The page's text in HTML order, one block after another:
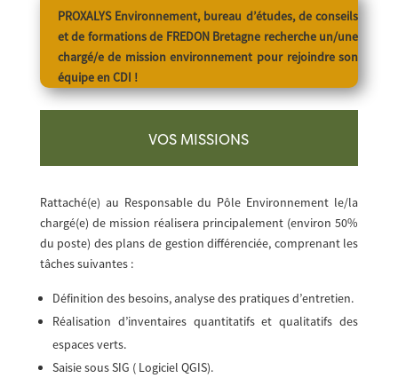
PROXALYS Environnement, bureau d’études, de conseils
et de formations de FREDON Bretagne recherche un/une
chargé/e de mission environnement pour rejoindre son
équipe en CDI !
VOS MISSIONS
Rattaché(e) au Responsable du Pôle Environnement le/la
chargé(e) de mission réalisera principalement (environ 50%
du poste) des plans de gestion différenciée, comprenant les
tâches suivantes :
Définition des besoins, analyse des pratiques d’entretien.
Réalisation d’inventaires quantitatifs et qualitatifs des
espaces verts.
Saisie sous SIG ( Logiciel QGIS).